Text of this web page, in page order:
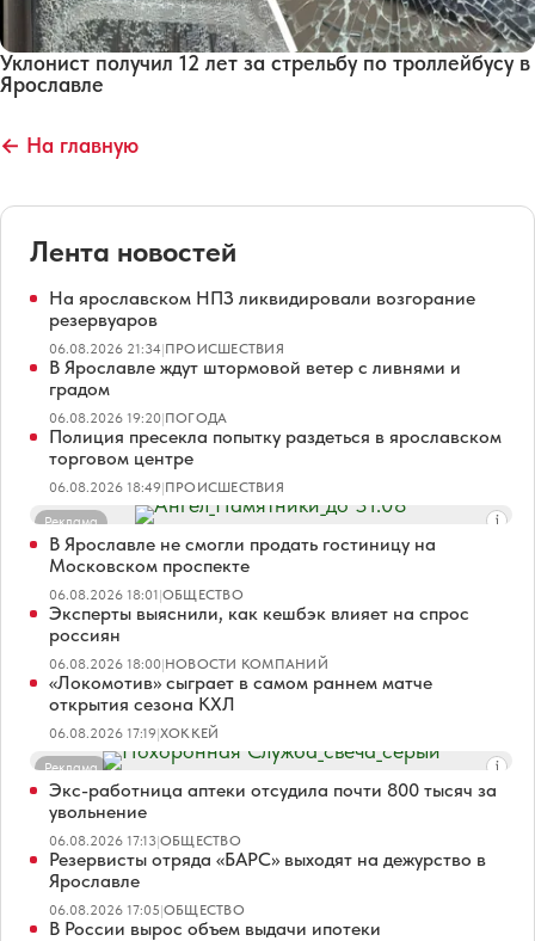
Уклонист получил 12 лет за стрельбу по троллейбусу в
Ярославле
← На главную
Лента новостей
На ярославском НПЗ ликвидировали возгорание
резервуаров
06.08.2026 21:34|ПРОИСШЕСТВИЯ
В Ярославле ждут штормовой ветер с ливнями и
градом
06.08.2026 19:20|ПОГОДА
Полиция пресекла попытку раздеться в ярославском
торговом центре
06.08.2026 18:49|ПРОИСШЕСТВИЯ
Реклама
В Ярославле не смогли продать гостиницу на
Московском проспекте
06.08.2026 18:01|ОБЩЕСТВО
Эксперты выяснили, как кешбэк влияет на спрос
россиян
06.08.2026 18:00|НОВОСТИ КОМПАНИЙ
«Локомотив» сыграет в самом раннем матче
открытия сезона КХЛ
06.08.2026 17:19|ХОККЕЙ
Реклама
Экс-работница аптеки отсудила почти 800 тысяч за
увольнение
06.08.2026 17:13|ОБЩЕСТВО
Резервисты отряда «БАРС» выходят на дежурство в
Ярославле
06.08.2026 17:05|ОБЩЕСТВО
В России вырос объем выдачи ипотеки